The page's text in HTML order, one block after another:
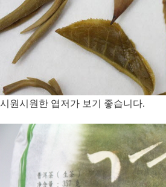
시원시원한 엽저가 보기 좋습니다.